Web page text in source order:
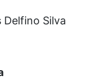
Delfino Silva